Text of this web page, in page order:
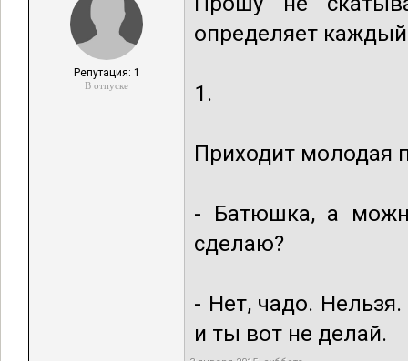
Репутация: 1
В отпуске
определяет
1.
Приходит молодая
- Батюшка, а
сделаю?
- Нет, чадо.
и ты вот не делай.